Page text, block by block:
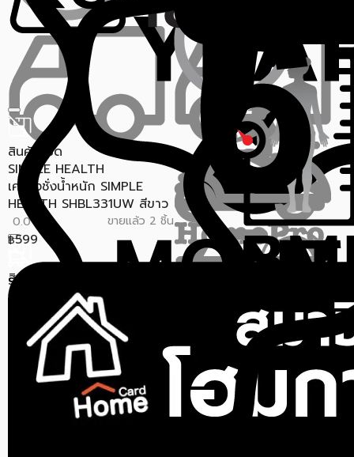
สินค้าหมด
AIKO
เครื่องชั่งน้ำหนัก AIKO AK-
8030
0.0 (0) ขายแล้ว 13 ชิ้น
599
1,190
ราคาสุดท้าย*
สินค้าหมด
SIMPLE HEALTH
เครื่องชั่งน้ำหนัก SIMPLE
HEALTH SHBL331UW สีขาว
0.0 (0) ขายแล้ว 2 ชิ้น
฿599
ราคาสุดท้าย*